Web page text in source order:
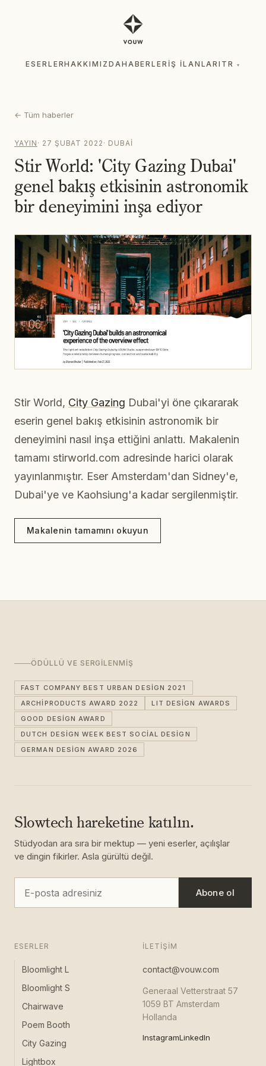
ESERLERHAKKIMIZDAHABERLER İŞ İLANLARI TR ▾
← Tüm haberler
YAYIN · 27 ŞUBAT 2022 · DUBAI
Stir World: 'City Gazing Dubai'
genel bakış etkisinin astronomik
bir deneyimini inşa ediyor
Stir World, City Gazing Dubai'yi öne çıkararak
eserin genel bakış etkisinin astronomik bir
deneyimini nasıl inşa ettiğini anlattı. Makalenin
tamamı stirworld.com adresinde harici olarak
yayınlanmıştır. Eser Amsterdam'dan Sidney'e,
Dubai'ye ve Kaohsiung'a kadar sergilenmiştir.
Makalenin tamamını okuyun
ÖDÜLLÜ VE SERGILENMIŞ
FAST COMPANY BEST URBAN DESIGN 2021
ARCHIPRODUCTS AWARD 2022
LIT DESIGN AWARDS
GOOD DESIGN AWARD
DUTCH DESIGN WEEK BEST SOCIAL DESIGN
GERMAN DESIGN AWARD 2026
Slowtech hareketine katılın.
Stüdyodan ara sıra bir mektup — yeni eserler, açılışlar
ve dingin fikirler. Asla gürültü değil.
Abone ol
ESERLER
Bloomlight L
Bloomlight S
Chairwave
Poem Booth
City Gazing
Lightbox
İLETIŞIM
contact@vouw.com
Generaal Vetterstraat 57
1059 BT Amsterdam
Hollanda
InstagramLinkedIn